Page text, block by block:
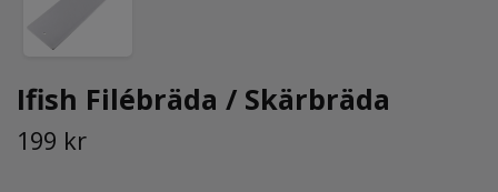
Ifish Filébräda / Skärbräda
199 kr